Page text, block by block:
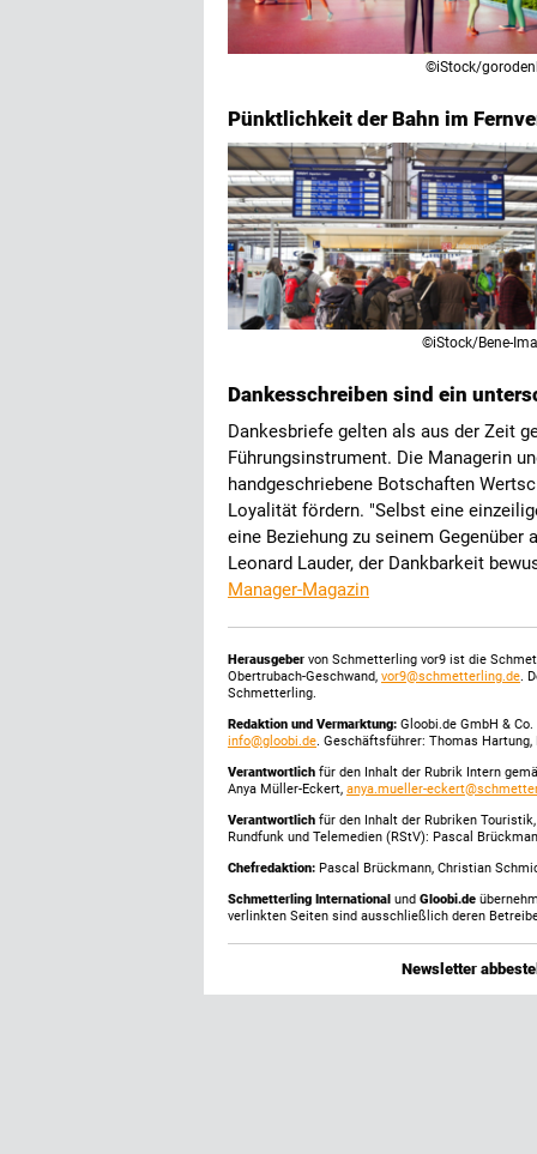
©iStock/
Pünktlichkeit der Bahn im
©iStock/Bene-
Dankesschreiben sind ein
Dankesbriefe gelten als aus der Zeit
Führungsinstrument. Die Managerin
handgeschriebene Botschaften
Loyalität fördern. "Selbst eine
eine Beziehung zu seinem Gegenüber
Leonard Lauder, der Dankbarkeit
Manager-Magazin
Herausgeber von Schmetterling vor9 ist die
Obertrubach-Geschwand, vor9@schmetterling.de.
Schmetterling.
Redaktion und Vermarktung: Gloobi.de GmbH &
info@gloobi.de. Geschäftsführer: Thomas
Verantwortlich für den Inhalt der Rubrik Intern
Anya Müller-Eckert, anya.mueller-
Verantwortlich für den Inhalt der Rubriken
Rundfunk und Telemedien (RStV): Pascal
Chefredaktion: Pascal Brückmann, Christian
Schmetterling International und Gloobi.de
verlinkten Seiten sind ausschließlich deren
Newsletter